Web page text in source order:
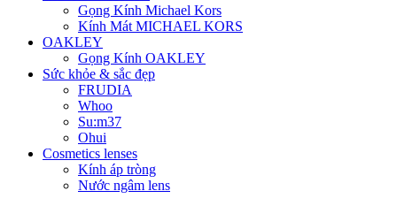
Gọng Kính Michael Kors
Kính Mát MICHAEL KORS
OAKLEY
Gọng Kính OAKLEY
Sức khỏe & sắc đẹp
FRUDIA
Whoo
Su:m37
Ohui
Cosmetics lenses
Kính áp tròng
Nước ngâm lens